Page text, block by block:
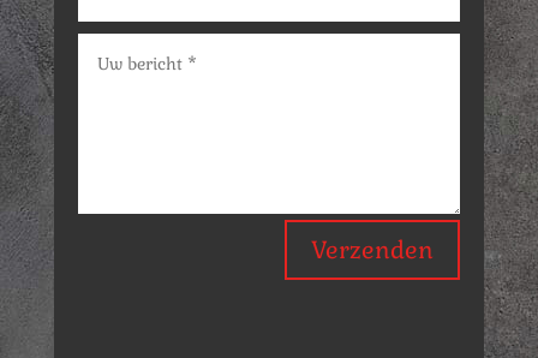
Verzenden